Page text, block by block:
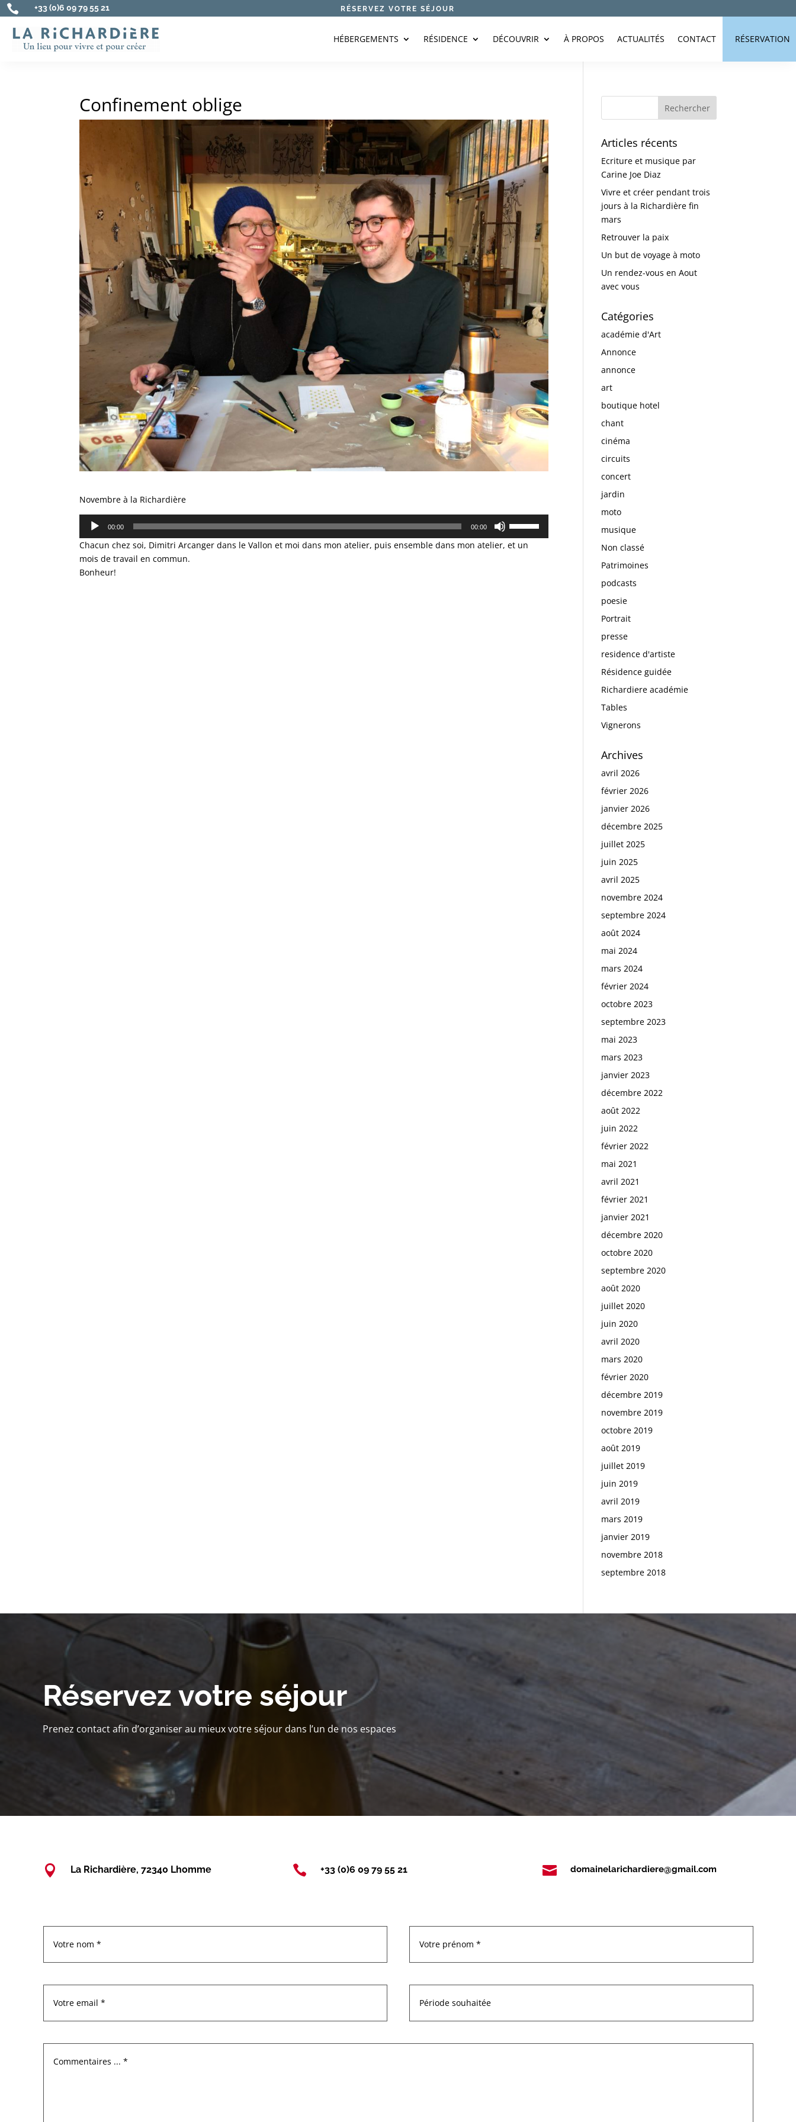
 +33 (0)6 09 79 55 21 RÉSERVEZ VOTRE SÉJOUR
HÉBERGEMENTS RÉSIDENCE DÉCOUVRIR À PROPOS ACTUALITÉS CONTACT RÉSERVATION
Confinement oblige
Novembre à la Richardière
Lecteur
audio
00:00 00:00
flèches
Chacun chez soi, Dimitri Arcanger dans le Vallon et moi dans mon atelier, puis ensemble dans mon atelier, et un
mois de travail en commun.
Bonheur!
Articles récents
Ecriture et musique par
Carine Joe Diaz
Vivre et créer pendant trois
jours à la Richardière fin
mars
Retrouver la paix
Un but de voyage à moto
Un rendez-vous en Aout
avec vous
Catégories
académie d'Art
Annonce
annonce
art
boutique hotel
chant
cinéma
circuits
concert
jardin
moto
musique
Non classé
Patrimoines
podcasts
poesie
Portrait
presse
residence d'artiste
Résidence guidée
Richardiere académie
Tables
Vignerons
Archives
avril 2026
février 2026
janvier 2026
décembre 2025
juillet 2025
juin 2025
avril 2025
novembre 2024
septembre 2024
août 2024
mai 2024
mars 2024
février 2024
octobre 2023
septembre 2023
mai 2023
mars 2023
janvier 2023
décembre 2022
août 2022
juin 2022
février 2022
mai 2021
avril 2021
février 2021
janvier 2021
décembre 2020
octobre 2020
septembre 2020
août 2020
juillet 2020
juin 2020
avril 2020
mars 2020
février 2020
décembre 2019
novembre 2019
octobre 2019
août 2019
juillet 2019
juin 2019
avril 2019
mars 2019
janvier 2019
novembre 2018
septembre 2018
Réservez votre séjour
Prenez contact afin d’organiser au mieux votre séjour dans l’un de nos espaces
 La Richardière, 72340 Lhomme  +33 (0)6 09 79 55 21  domainelarichardiere@gmail.com